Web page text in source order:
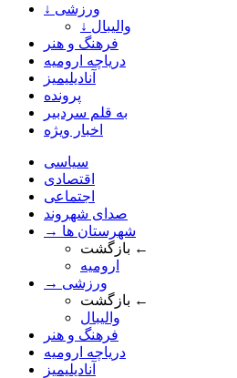
↓ ورزشی
↓ والیبال
فرهنگ و هنر
دریاچه ارومیه
آنادیلیمیز
پرونده
به قلم سردبیر
اخبار ویژه
سیاسی
اقتصادی
اجتماعی
صدای شهروند
→ شهرستان ها
بازگشت ←
ارومیه
→ ورزشی
بازگشت ←
والیبال
فرهنگ و هنر
دریاچه ارومیه
آنادیلیمیز